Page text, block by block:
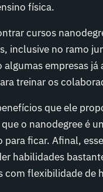
física.
cursos
inclusive no ramo
algumas empresas já
treinar os
que ele
o nanodegree é
para ficar. Afinal,
habilidades
com flexibilidade de